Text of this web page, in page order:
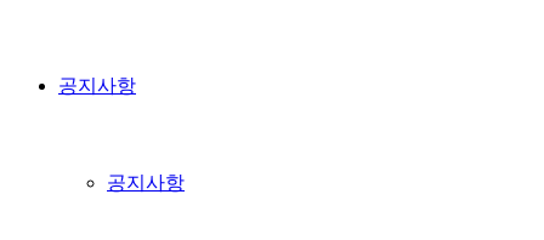
공지사항
공지사항